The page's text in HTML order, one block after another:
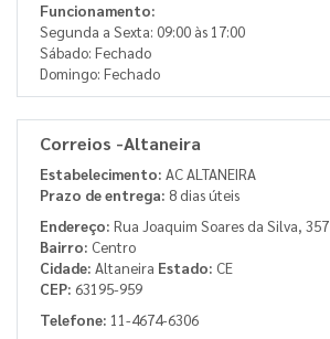
Funcionamento:
Segunda a Sexta: 09:00 às 17:00
Sábado: Fechado
Domingo: Fechado
Correios -Altaneira
Estabelecimento: AC ALTANEIRA
Prazo de entrega: 8 dias úteis
Endereço: Rua Joaquim Soares da Silva, 357
Bairro: Centro
Cidade: Altaneira Estado: CE
CEP: 63195-959
Telefone: 11-4674-6306